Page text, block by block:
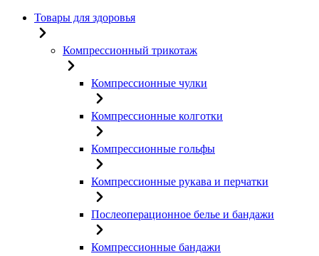
Товары для здоровья
Компрессионный трикотаж
Компрессионные чулки
Компрессионные колготки
Компрессионные гольфы
Компрессионные рукава и перчатки
Послеоперационное белье и бандажи
Компрессионные бандажи